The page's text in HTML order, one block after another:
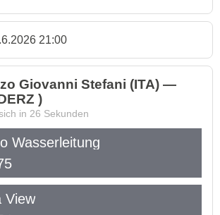
21:00
Giovanni Stefani (ITA) —
)
in 26 Sekunden
Wasserleitung
View